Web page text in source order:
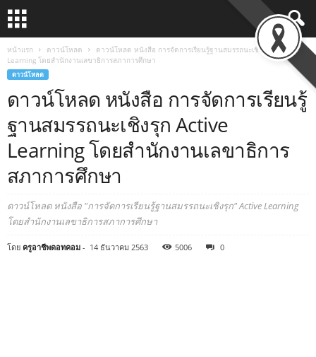
หน้าแรก ดาวน์โหลด
ดาวน์โหลด หนังสือ การจัดการเรียนรู้ฐานสมรรถนะเชิงรุก Active
Learning โดยสำนักงานเลขาธิการสภาการศึกษา
ดาวน์โหลด
ดาวน์โหลด หนังสือ การจัดการเรียนรู้
ฐานสมรรถนะเชิงรุก Active
Learning โดยสำนักงานเลขาธิการ
สภาการศึกษา
ดาวน์โหลด หนังสือ "การจัดการเรียนรู้ฐานสมรรถนะเชิงรุก" Active Learning
โดยสำนักงานเลขาธิการสภาการศึกษา
โดย ครูอาชีพดอทคอม - 14 ธันวาคม 2563 5006 0